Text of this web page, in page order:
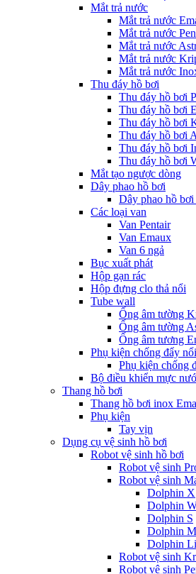
Mắt trả nước
Mắt trả nước
Mắt trả nước
Mắt trả nước
Mắt trả nước
Mắt trả nước
Thu đáy hồ bơi
Thu đáy hồ bơi
Thu đáy hồ bơi
Thu đáy hồ bơi
Thu đáy hồ bơi
Thu đáy hồ bơi
Thu đáy hồ bơi
Mắt tạo ngược dòng
Dây phao hồ bơi
Dây phao hồ
Các loại van
Van Pentair
Van Emaux
Van 6 ngả
Bục xuất phát
Hộp gạn rác
Hộp đựng clo thả nổi
Tube wall
Ống âm tường
Ống âm tường
Ống âm tương
Phụ kiện chống đẩy nổi
Phụ kiện chống
Bộ điều khiển mực
Thang hồ bơi
Thang hồ bơi inox
Phụ kiện
Tay vịn
Dụng cụ vệ sinh hồ bơi
Robot vệ sinh hồ bơi
Robot vệ sinh
Robot vệ sinh
Dolphin X
Dolphin
Dolphin S
Dolphin M
Dolphin
Robot vệ sinh
Robot vệ sinh